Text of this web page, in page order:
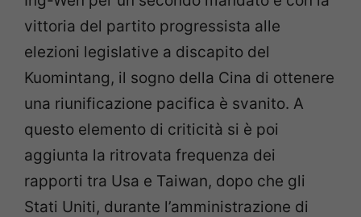
vittoria del partito progressista alle
elezioni legislative a discapito del
Kuomintang, il sogno della Cina di ottenere
una riunificazione pacifica è svanito. A
questo elemento di criticità si è poi
aggiunta la ritrovata frequenza dei
rapporti tra Usa e Taiwan, dopo che gli
Stati Uniti, durante l’amministrazione di